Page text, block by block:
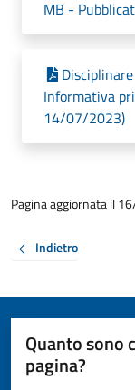
MB -
Informativa
14/07/2023)
Pagina aggiornata il
Indietro
Quanto sono
pagina?